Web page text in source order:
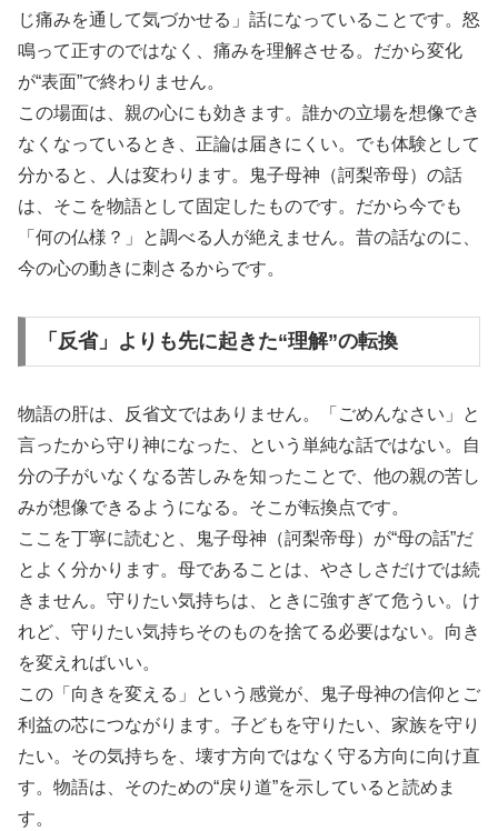
じ痛みを通して気づかせる」話になっていることです。怒
鳴って正すのではなく、痛みを理解させる。だから変化
が“表面”で終わりません。
この場面は、親の心にも効きます。誰かの立場を想像でき
なくなっているとき、正論は届きにくい。でも体験として
分かると、人は変わります。鬼子母神（訶梨帝母）の話
は、そこを物語として固定したものです。だから今でも
「何の仏様？」と調べる人が絶えません。昔の話なのに、
今の心の動きに刺さるからです。
「反省」よりも先に起きた“理解”の転換
物語の肝は、反省文ではありません。「ごめんなさい」と
言ったから守り神になった、という単純な話ではない。自
分の子がいなくなる苦しみを知ったことで、他の親の苦し
みが想像できるようになる。そこが転換点です。
ここを丁寧に読むと、鬼子母神（訶梨帝母）が“母の話”だ
とよく分かります。母であることは、やさしさだけでは続
きません。守りたい気持ちは、ときに強すぎて危うい。け
れど、守りたい気持ちそのものを捨てる必要はない。向き
を変えればいい。
この「向きを変える」という感覚が、鬼子母神の信仰とご
利益の芯につながります。子どもを守りたい、家族を守り
たい。その気持ちを、壊す方向ではなく守る方向に向け直
す。物語は、そのための“戻り道”を示していると読めま
す。